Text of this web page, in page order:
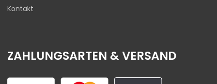
Kontakt
ZAHLUNGSARTEN & VERSAND